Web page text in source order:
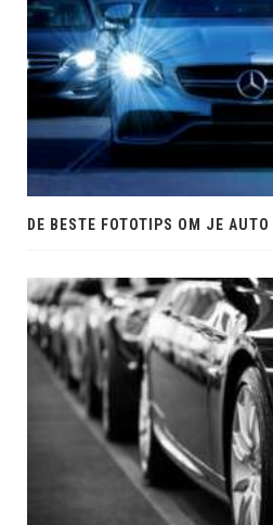
DE BESTE FOTOTIPS OM JE AUTO